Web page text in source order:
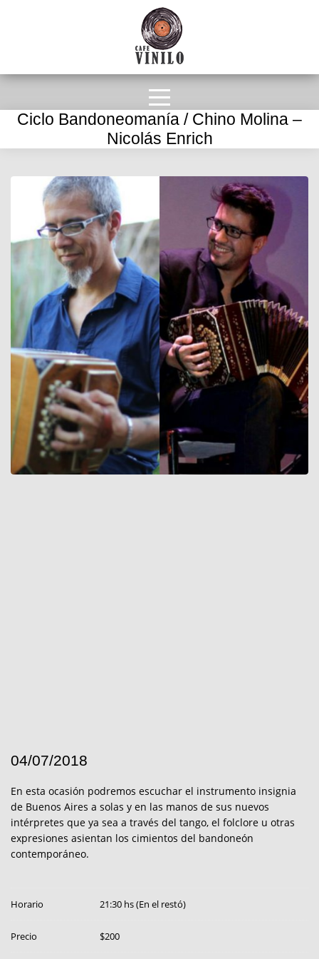
Ciclo Bandoneomanía / Chino Molina –
Nicolás Enrich
04/07/2018
En esta ocasión podremos escuchar el instrumento insignia
de Buenos Aires a solas y en las manos de sus nuevos
intérpretes que ya sea a través del tango, el folclore u otras
expresiones asientan los cimientos del bandoneón
contemporáneo.
Horario 21:30 hs (En el restó)
Precio $200